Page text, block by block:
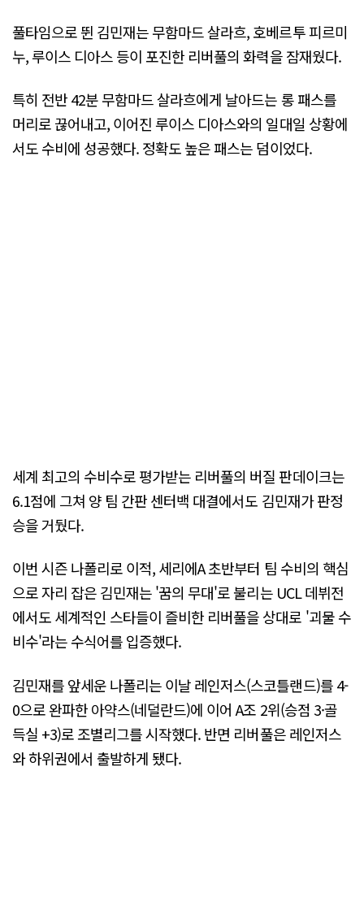
풀타임으로 뛴 김민재는 무함마드 살라흐, 호베르투 피르미
누, 루이스 디아스 등이 포진한 리버풀의 화력을 잠재웠다.
특히 전반 42분 무함마드 살라흐에게 날아드는 롱 패스를
머리로 끊어내고, 이어진 루이스 디아스와의 일대일 상황에
서도 수비에 성공했다. 정확도 높은 패스는 덤이었다.
세계 최고의 수비수로 평가받는 리버풀의 버질 판데이크는
6.1점에 그쳐 양 팀 간판 센터백 대결에서도 김민재가 판정
승을 거뒀다.
이번 시즌 나폴리로 이적, 세리에A 초반부터 팀 수비의 핵심
으로 자리 잡은 김민재는 '꿈의 무대'로 불리는 UCL 데뷔전
에서도 세계적인 스타들이 즐비한 리버풀을 상대로 '괴물 수
비수'라는 수식어를 입증했다.
김민재를 앞세운 나폴리는 이날 레인저스(스코틀랜드)를 4-
0으로 완파한 아약스(네덜란드)에 이어 A조 2위(승점 3·골
득실 +3)로 조별리그를 시작했다. 반면 리버풀은 레인저스
와 하위권에서 출발하게 됐다.